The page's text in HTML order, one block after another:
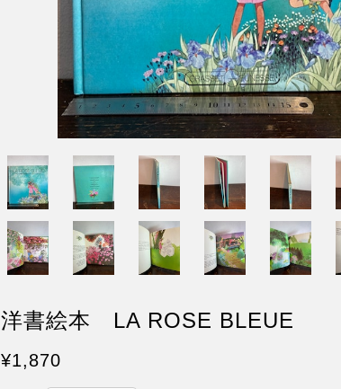
洋書絵本 LA ROSE BLEUE
¥1,870